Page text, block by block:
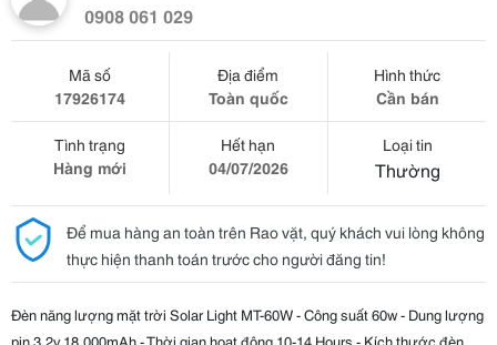
0908 061 029
Mã số
17926174
Địa điểm
Toàn quốc
Hình thức
Cần bán
Tình trạng
Hàng mới
Hết hạn
04/07/2026
Loại tin
Thường
Để mua hàng an toàn trên Rao vặt, quý khách vui lòng không
thực hiện thanh toán trước cho người đăng tin!
Đèn năng lượng mặt trời Solar Light MT-60W - Công suất 60w - Dung lượng
pin 3.2v 18.000mAh - Thời gian hoạt động 10-14 Hours - Kích thước đèn